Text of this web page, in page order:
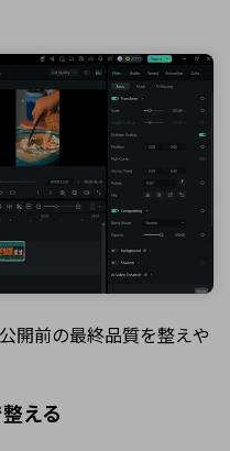
開前の最終品質を整えや
える